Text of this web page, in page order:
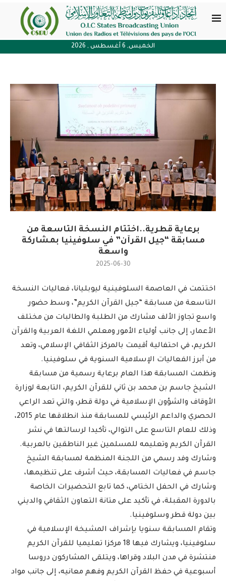
الخميس, 6 أغسطس , 2026
برعاية قطرية..اختتام النسخة التاسعة من
مسابقة “جيل القرآن” في سلوفينيا بمشاركة
واسعة
2025-06-30
اختتمت في العاصمة السلوفينية ليوبليانا، فعاليات النسخة
التاسعة من مسابقة “جيل القرآن الكريم”، وسط حضور
واسع تجاوز الألف مشارك من الطلبة والطالبات من مختلف
الأعمار، إلى جانب أولياء الأمور ومعلمي اللغة العربية والقرآن
الكريم، في احتفالية أقيمت بالمركز الثقافي الإسلامي، وتعد
من أبرز الفعاليات الإسلامية السنوية في سلوفينيا.
ونظمت المسابقة هذا العام برعاية رسمية من مسابقة
الشيخ جاسم بن محمد بن ثاني للقرآن الكريم، التابعة لوزارة
الأوقاف والشؤون الإسلامية في دولة قطر، والتي تعد الراعي
الحصري والداعم الرئيسي للمسابقة منذ انطلاقها عام 2015،
وذلك للعام التاسع على التوالي، تأكيدا لرسالتها في نشر
القرآن الكريم وتعليمه للمسلمين غير الناطقين بالعربية.
وشارك وفد رسمي من اللجنة المنظمة لمسابقة الشيخ
جاسم في فعاليات المسابقة، حيث أشرف على تنظيمها،
وشارك في الحفل الختامي، كما تابع التحضيرات الخاصة
بالدورة المقبلة، في تأكيد على متانة التعاون الثقافي والديني
بين دولة قطر وسلوفينيا.
وتقام المسابقة سنويا بإشراف المشيخة الإسلامية في
سلوفينيا، ويشارك فيها 18 مركزا تعليميا للقرآن الكريم
منتشرة في مدن البلاد وقراها، ويتلقى المشاركون دروسا
أسبوعية في حفظ القرآن الكريم وفهم معانيه، إلى جانب مواد